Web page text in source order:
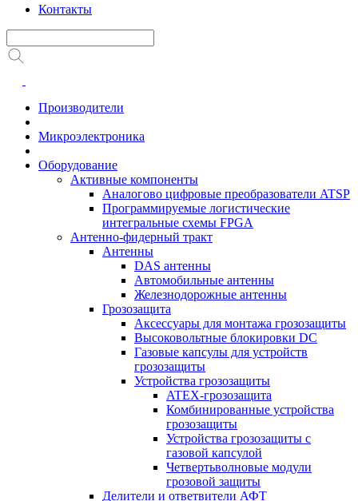
Контакты
Производители
Микроэлектроника
Оборудование
Активные компоненты
Аналогово цифровые преобразователи ATSP
Программируемые логистические
интегральные схемы FPGA
Антенно-фидерный тракт
Антенны
DAS антенны
Автомобильные антенны
Железнодорожные антенны
Грозозащита
Аксессуары для монтажа грозозащиты
Высоковольтные блокировки DC
Газовые капсулы для устройств
грозозащиты
Устройства грозозащиты
ATEX-грозозащита
Комбинированные устройства
грозозащиты
Устройства грозозащиты с
газовой капсулой
Четвертьволновые модули
грозовой защиты
Делители и ответвители АФТ